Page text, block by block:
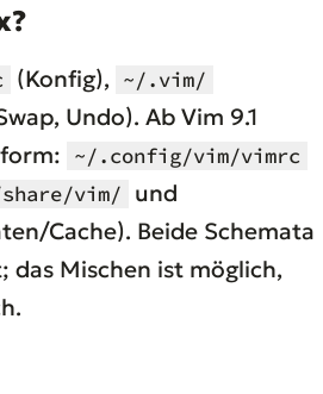
(Konfig), ~/.vim/
Undo). Ab Vim 9.1
~/.config/vim/vimrc
vim/ und
Cache). Beide Schemata
Mischen ist möglich,